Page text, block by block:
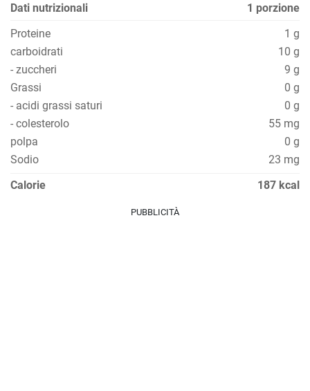
Dati nutrizionali
1 porzione
Proteine
1 g
carboidrati
10 g
- zuccheri
9 g
Grassi
0 g
- acidi grassi saturi
0 g
- colesterolo
55 mg
polpa
0 g
Sodio
23 mg
Calorie
187 kcal
PUBBLICITÀ